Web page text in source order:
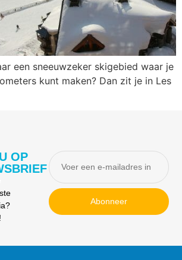
een sneeuwzeker skigebied waar je
kunt maken? Dan zit je in Les
OP
Abonneer